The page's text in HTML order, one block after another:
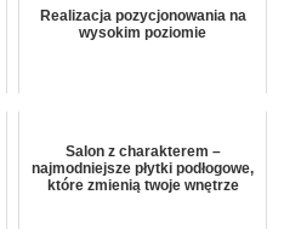
Realizacja pozycjonowania na
wysokim poziomie
Salon z charakterem –
najmodniejsze płytki podłogowe,
które zmienią twoje wnętrze